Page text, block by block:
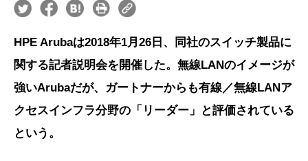
HPE Arubaは2018年1月26日、同社のスイッチ製品に
関する記者説明会を開催した。無線LANのイメージが
強いArubaだが、ガートナーからも有線／無線LANア
クセスインフラ分野の「リーダー」と評価されている
という。